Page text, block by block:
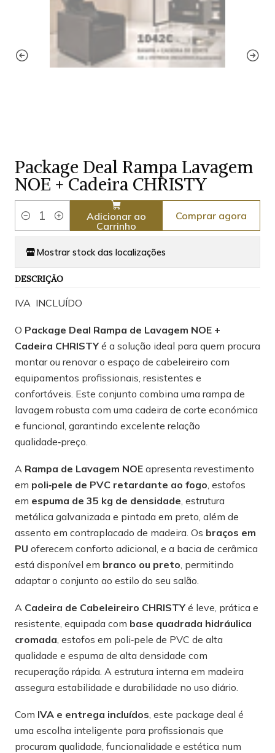
Package Deal Rampa Lavagem
NOE + Cadeira CHRISTY
Quantidade
Adicionar ao
Carrinho
Comprar agora
Mostrar stock das localizações
DESCRIÇÃO
IVA INCLUÍDO
O Package Deal Rampa de Lavagem NOE +
Cadeira CHRISTYé a solução ideal para quem procura
montar ou renovar o espaço de cabeleireiro com
equipamentos profissionais, resistentes e
confortáveis. Este conjunto combina uma rampa de
lavagem robusta com uma cadeira de corte económica
e funcional, garantindo excelente relação
qualidade‑preço.
A Rampa de Lavagem NOE apresenta revestimento
em poli‑pele de PVC retardante ao fogo, estofos
em espuma de 35 kg de densidade, estrutura
metálica galvanizada e pintada em preto, além de
assento em contraplacado de madeira. Os braços em
PU oferecem conforto adicional, e a bacia de cerâmica
está disponível em branco ou preto, permitindo
adaptar o conjunto ao estilo do seu salão.
A Cadeira de Cabeleireiro CHRISTYé leve, prática e
resistente, equipada com base quadrada hidráulica
cromada, estofos em poli‑pele de PVC de alta
qualidade e espuma de alta densidade com
recuperação rápida. A estrutura interna em madeira
assegura estabilidade e durabilidade no uso diário.
Com IVA e entrega incluídos, este package deal é
uma escolha inteligente para profissionais que
procuram qualidade, funcionalidade e estética num